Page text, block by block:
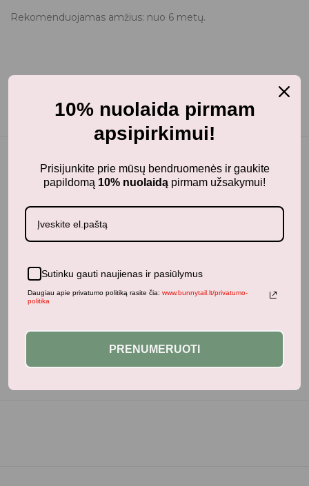
Rekomenduojamas amžius: nuo 6 metų.
Panašūs produktai
Neseniai žiūrėti produktai
10% nuolaida pirmam
apsipirkimui!
Prisijunkite prie mūsų bendruomenės ir gaukite
papildomą 10% nuolaidą pirmam užsakymui!
Sutinku gauti naujienas ir pasiūlymus
Daugiau apie privatumo politiką rasite čia: www.bunnytail.lt/privatumo-
politika
PRENUMERUOTI